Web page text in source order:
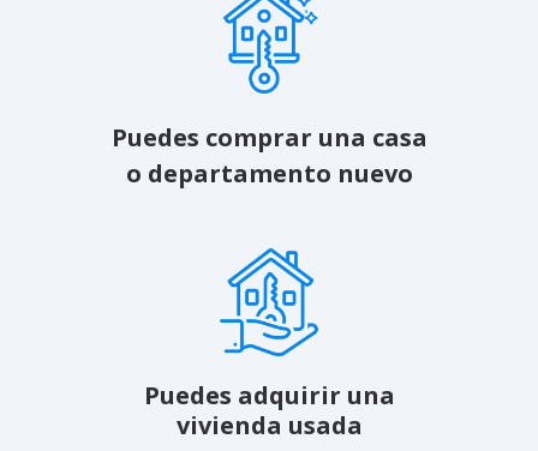
Puedes comprar una casa
o departamento nuevo
Puedes adquirir una
vivienda usada